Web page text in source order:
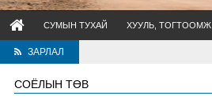
СУМЫН ТУХАЙ ХУУЛЬ, ТОГТООМЖ
ЗАРЛАЛ
СОЁЛЫН ТӨВ